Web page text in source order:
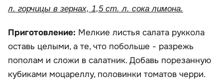
л. горчицы в зернах, 1,5 ст. л. сока лимона.
Приготовление: Мелкие листья салата руккола
оставь целыми, а те, что побольше - разрежь
пополам и сложи в салатник. Добавь порезанную
кубиками моцареллу, половинки томатов черри.